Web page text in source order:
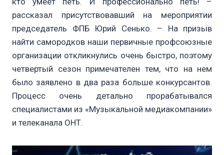
рассказал присутствовавший на мероприятии
председатель ФПБ Юрий Сенько. – На призыв
найти самородков наши первичные профсоюзные
организации откликнулись очень быстро, поэтому
четвертый сезон примечателен тем, что на нем
было заявлено в два раза больше конкурсантов.
Процесс очень детально прорабатывался
специалистами из «Музыкальной медиакомпании»
и телеканала ОНТ.